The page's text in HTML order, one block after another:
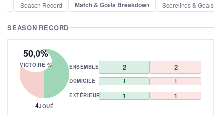
Season Record Match & Goals Breakdown Scorelines & Goals
SEASON RECORD
50,0%
VICTOIRE %
4JOUÉ
ENSEMBLE 2 2
DOMICILE 1 1
EXTÉRIEUR 1 1